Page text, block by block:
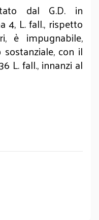
dal G.D. in
4, L. fall., rispetto
è impugnabile,
con il
L. fall., innanzi al